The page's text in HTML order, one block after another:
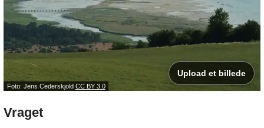
Foto: Jens Cederskjold CC BY 3.0
Upload et billede
Vraget